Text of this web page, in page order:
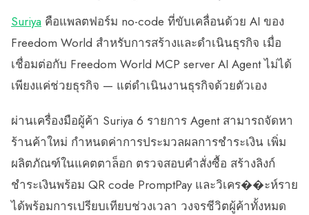
Suriya คือแพลตฟอร์ม no-code ที่ขับเคลื่อนด้วย AI ของ
Freedom World สำหรับการสร้างและดำเนินธุรกิจ เมื่อ
เชื่อมต่อกับ Freedom World MCP server AI Agent ไม่ได้
เพียงแค่ช่วยธุรกิจ — แต่ดำเนินงานธุรกิจด้วยตัวเอง
ผ่านเครื่องมือผู้ค้า Suriya 6 รายการ Agent สามารถจัดหา
ร้านค้าใหม่ กำหนดค่าการประมวลผลการชำระเงิน เพิ่ม
ผลิตภัณฑ์ในแคตตาล็อก ตรวจสอบคำสั่งซื้อ สร้างลิงก์
ชำระเงินพร้อม QR code PromptPay และวิเคร��ะห์ราย
ได้พร้อมการเปรียบเทียบช่วงเวลา วงจรชีวิตผู้ค้าทั้งหมด